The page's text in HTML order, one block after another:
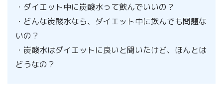
・ダイエット中に炭酸水って飲んでいいの？
・どんな炭酸水なら、ダイエット中に飲んでも問題な
いの？
・炭酸水はダイエットに良いと聞いたけど、ほんとは
どうなの？